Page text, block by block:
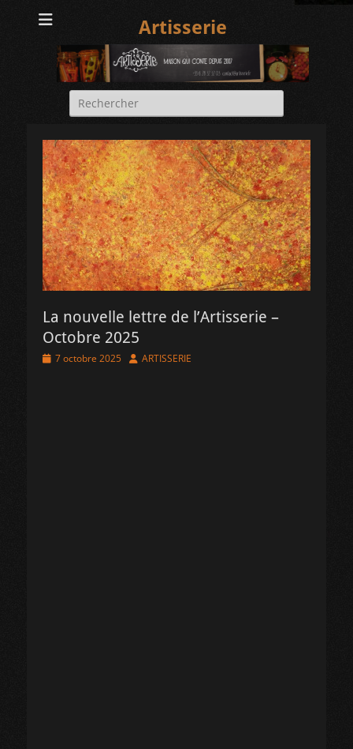
Artisserie
Rechercher :
La nouvelle lettre de l’Artisserie –
Octobre 2025
Posted
7 octobre 2025 Author
ARTISSERIE